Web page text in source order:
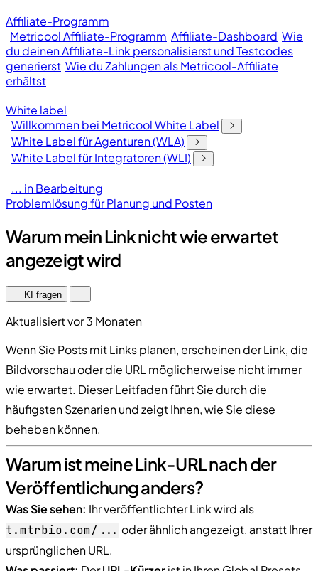
Affiliate-Programm
Metricool Affiliate-Programm Affiliate-Dashboard Wie
du deinen Affiliate-Link personalisierst und Testcodes
generierst Wie du Zahlungen als Metricool-Affiliate
erhältst
White label
Willkommen bei Metricool White Label
White Label für Agenturen (WLA)
White Label für Integratoren (WLI)
... in Bearbeitung
Problemlösung für Planung und Posten
Warum mein Link nicht wie erwartet
angezeigt wird
KI fragen
Aktualisiert vor 3 Monaten
Wenn Sie Posts mit Links planen, erscheinen der Link, die
Bildvorschau oder die URL möglicherweise nicht immer
wie erwartet. Dieser Leitfaden führt Sie durch die
häufigsten Szenarien und zeigt Ihnen, wie Sie diese
beheben können.
Warum ist meine Link-URL nach der
Veröffentlichung anders?
Was Sie sehen: Ihr veröffentlichter Link wird als
t.mtrbio.com/... oder ähnlich angezeigt, anstatt Ihrer
ursprünglichen URL.